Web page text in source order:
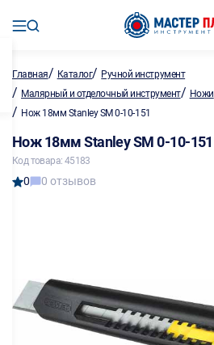
Главная/ Каталог/ Ручной инструмент
/ Малярный и отделочный инструмент/ Ножи
/ Нож 18мм Stanley SM 0-10-151
Нож 18мм Stanley SM 0-10-151
Код товара: 45183
0 0 отзывов